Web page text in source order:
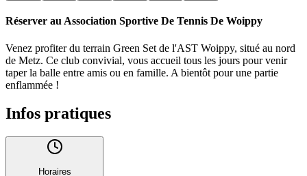
Réserver au Association Sportive De Tennis De Woippy
Venez profiter du terrain Green Set de l'AST Woippy, situé au nord
de Metz. Ce club convivial, vous accueil tous les jours pour venir
taper la balle entre amis ou en famille. A bientôt pour une partie
enflammée !
Infos pratiques
Horaires